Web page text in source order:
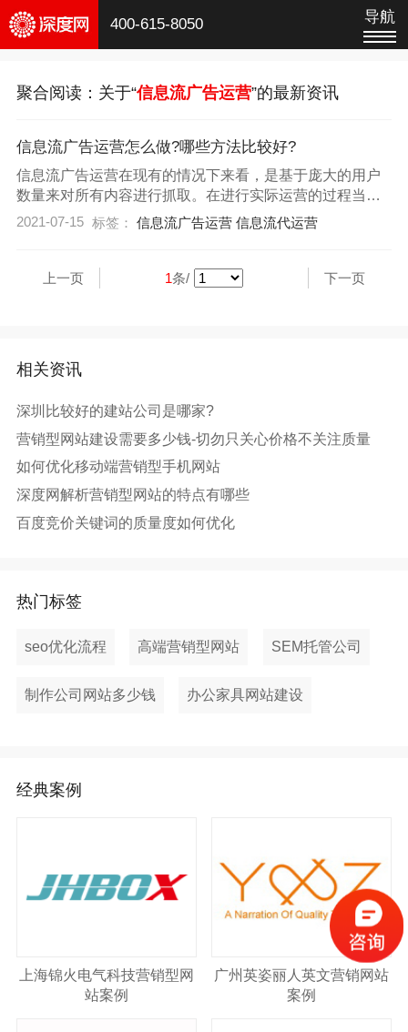
400-615-8050 导航
聚合阅读：关于“信息流广告运营”的最新资讯
信息流广告运营怎么做?哪些方法比较好?
信息流广告运营在现有的情况下来看，是基于庞大的用户
数量来对所有内容进行抓取。在进行实际运营的过程当
中，能够针对于千人千面做好精准的预算，而且能够结合
产品自身的大数据来穿插现有的原生态的广告，在整个广
2021-07-15 标签： 信息流广告运营 信息流代运营
上一页 1条/ 下一页
相关资讯
深圳比较好的建站公司是哪家?
营销型网站建设需要多少钱-切勿只关心价格不关注质量
如何优化移动端营销型手机网站
深度网解析营销型网站的特点有哪些
百度竞价关键词的质量度如何优化
热门标签
seo优化流程 高端营销型网站 SEM托管公司
制作公司网站多少钱 办公家具网站建设
经典案例
上海锦火电气科技营销型网
站案例
广州英姿丽人英文营销网站
案例